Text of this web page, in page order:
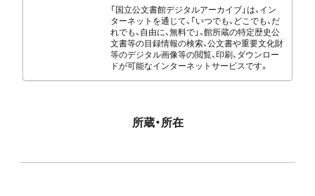
「国立公文書館デジタルアーカイブ」は、イン
ターネットを通じて、「いつでも、どこでも、だ
れでも、自由に、無料で」、館所蔵の特定歴史公
文書等の目録情報の検索、公文書や重要文化財
等のデジタル画像等の閲覧、印刷、ダウンロー
ドが可能なインターネットサービスです。
所蔵・所在